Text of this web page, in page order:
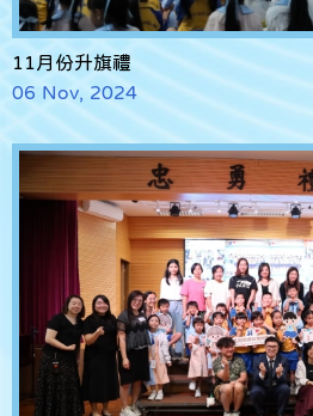
11月份升旗禮
06 Nov, 2024